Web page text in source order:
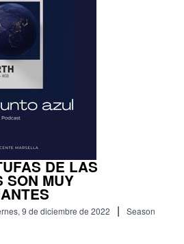
DE LAS
SON MUY
9 de diciembre de 2022 |
Season